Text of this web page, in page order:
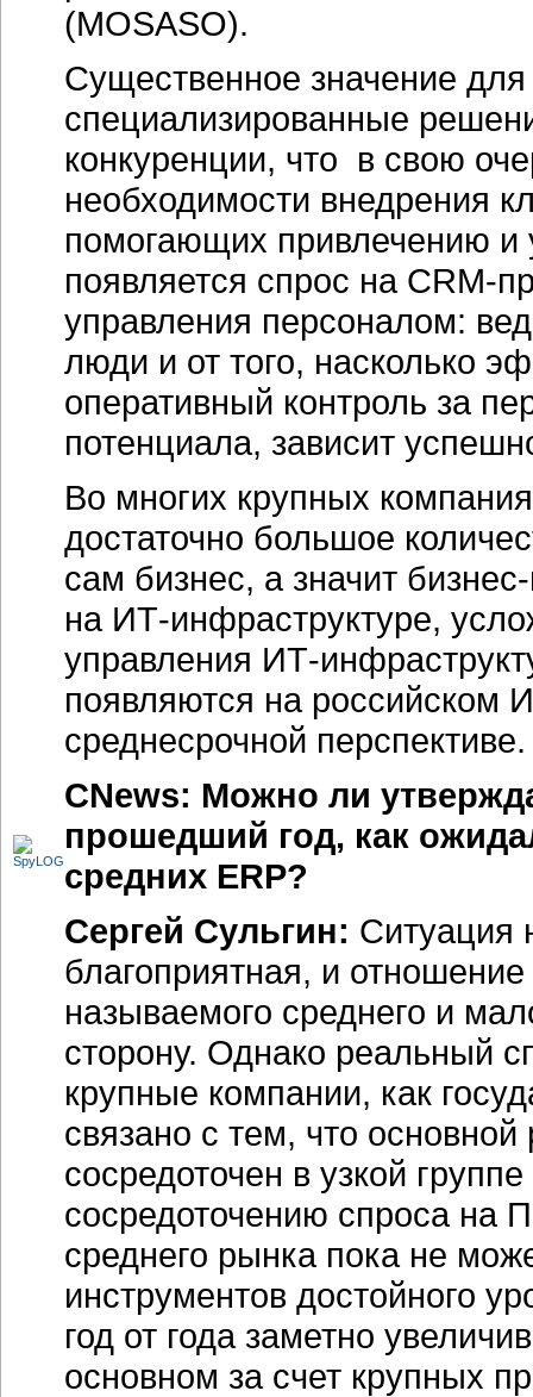
(MOSASO).
Существенное значение
специализированные
конкуренции, что в свою
необходимости внедрения
помогающих привлечению и
появляется спрос на CRM-
управления персоналом:
люди и от того, насколько
оперативный контроль за
потенциала, зависит
Во многих крупных
достаточно большое
сам бизнес, а значит
на ИТ-инфраструктуре,
управления ИТ-
появляются на российском
среднесрочной перспективе.
CNews: Можно ли
прошедший год, как
средних ERP?
Сергей Сульгин: Ситуация
благоприятная, и
называемого среднего и
сторону. Однако реальный
крупные компании, как
связано с тем, что
сосредоточен в узкой
сосредоточению спроса на
среднего рынка пока не
инструментов достойного
год от года заметно
основном за счет крупных